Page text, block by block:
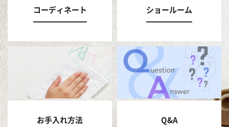
コーディネート ショールーム
お手入れ方法 Q&A